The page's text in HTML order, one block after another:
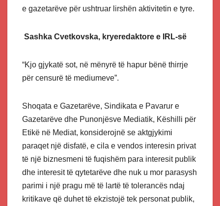
e gazetarëve për ushtruar lirshën aktivitetin e tyre.
Sashka Cvetkovska, kryeredaktore e IRL-së
“Kjo gjykatë sot, në mënyrë të hapur bënë thirrje
për censurë të mediumeve”.
Shoqata e Gazetarëve, Sindikata e Pavarur e
Gazetarëve dhe Punonjësve Mediatik, Këshilli për
Etikë në Mediat, konsiderojnë se aktgjykimi
paraqet një disfatë, e cila e vendos interesin privat
të një biznesmeni të fuqishëm para interesit publik
dhe interesit të qytetarëve dhe nuk u mor parasysh
parimi i një pragu më të lartë të tolerancës ndaj
kritikave që duhet të ekzistojë tek personat publik,